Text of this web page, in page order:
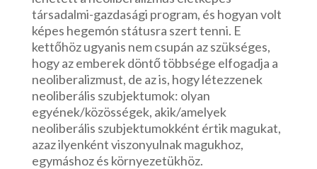
társadalmi-gazdasági program, és hogyan volt
képes hegemón státusra szert tenni. E
kettőhöz ugyanis nem csupán az szükséges,
hogy az emberek döntő többsége elfogadja a
neoliberalizmust, de az is, hogy létezzenek
neoliberális szubjektumok: olyan
egyének/közösségek, akik/amelyek
neoliberális szubjektumokként értik magukat,
azaz ilyenként viszonyulnak magukhoz,
egymáshoz és környezetükhöz.